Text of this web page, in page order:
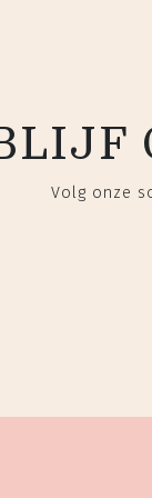
Volg onze